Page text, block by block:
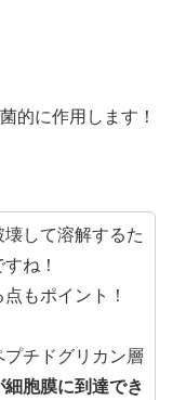
的に作用します！
して溶解するた
ね！
もポイント！
プチドグリカン層
細胞膜に到達でき